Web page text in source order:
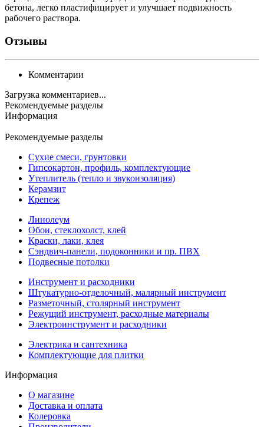
бетона, легко пластифицирует и улучшает подвижность
рабочего раствора.
Отзывы
Комментарии
Загрузка комментариев...
Рекомендуемые разделы
Информация
Рекомендуемые разделы
Сухие смеси, грунтовки
Гипсокартон, профиль, комплектующие
Утеплитель (тепло и звукоизоляция)
Керамзит
Крепеж
Линолеум
Обои, стеклохолст, клей
Краски, лаки, клея
Сэндвич-панели, подоконники и пр. ПВХ
Подвесные потолки
Инструмент и расходники
Штукатурно-отделочный, малярный инструмент
Разметочный, столярный инструмент
Режущий инструмент, расходные материалы
Электроинструмент и расходники
Электрика и сантехника
Комплектующие для плитки
Информация
О магазине
Доставка и оплата
Колеровка